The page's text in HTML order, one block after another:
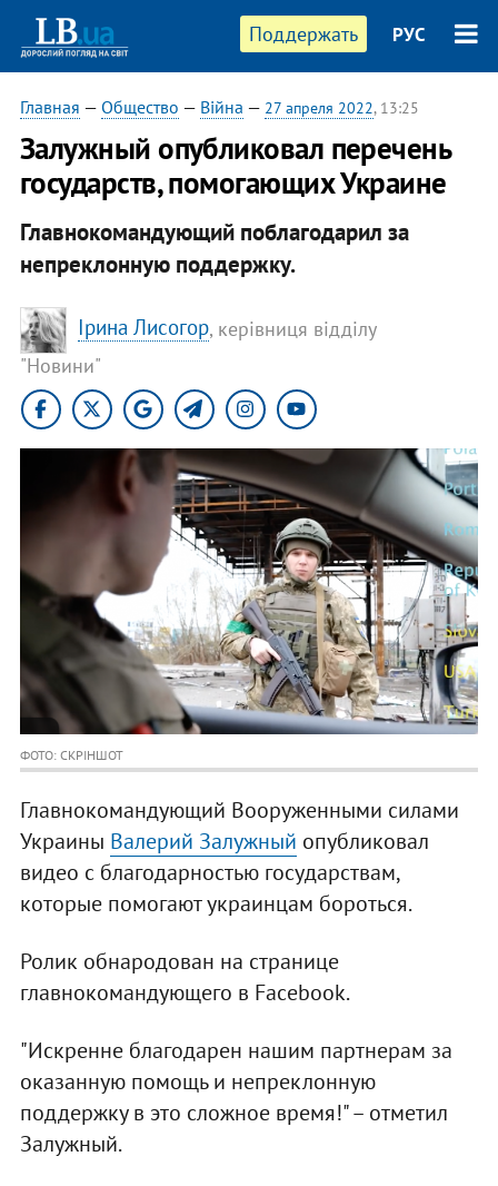
Поддержать РУС
Главная — Общество — Війна — 27 апреля 2022, 13:25
Залужный опубликовал перечень
государств, помогающих Украине
Главнокомандующий поблагодарил за
непреклонную поддержку.
Ірина Лисогор, керівниця відділу
"Новини"
ФОТО: СКРІНШОТ
Главнокомандующий Вооруженными силами
Украины Валерий Залужный опубликовал
видео с благодарностью государствам,
которые помогают украинцам бороться.
Ролик обнародован на странице
главнокомандующего в Facebook.
"Искренне благодарен нашим партнерам за
оказанную помощь и непреклонную
поддержку в это сложное время!" – отметил
Залужный.